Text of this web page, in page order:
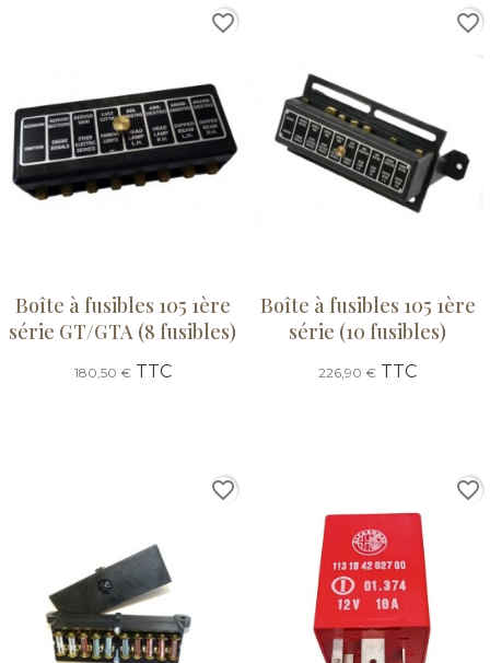
Boîte à fusibles 105 1ère
série GT/GTA (8 fusibles)
180,50 €TTC
favorite_border
Boîte à fusibles 105 1ère
série (10 fusibles)
226,90 € TTC
favorite_border
favorite_border favorite_border